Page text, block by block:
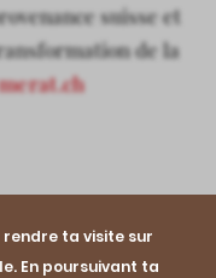
rendre ta visite sur
En poursuivant ta
suisse et
de la
merat.ch